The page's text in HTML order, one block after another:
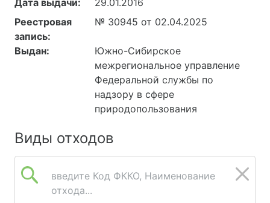
Реестровая
запись:
№ 30945 от 02.04.2025
Выдан:
Южно-Сибирское
межрегиональное управление
Федеральной службы по
надзору в сфере
природопользования
Виды отходов
введите Код ФККО, Наименование
отхода...